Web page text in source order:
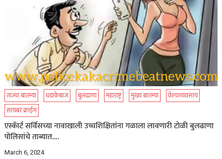
ताज्या बातम्या धडाकेबाज बुलढाणा महाराष्ट्र मुख्य बातम्या
वेश्याव्यवसाय
सायबर क्राईम
एस्कॅार्ट सर्विसच्या नावाखाली उच्चशिक्षितांना गळाला लावणारी टोळी बुलढाणा
पोलिसांचे ताब्यात….
March 6, 2024